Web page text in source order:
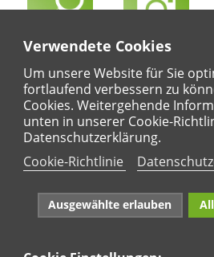
Verwendete Cookies
Um unsere Website für Sie
fortlaufend verbessern zu
Cookies. Weitergehende
unten in unserer Cookie-
Datenschutzerklärung.
Cookie-Richtlinie
Ausgewählte erlauben
Entdeckertouren Ansichten
Regional
Karte